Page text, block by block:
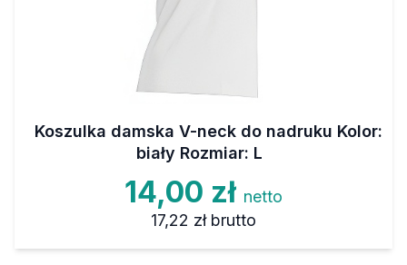
Koszulka damska V-neck do nadruku Kolor:
biały Rozmiar: L
14,00 zł netto
17,22 zł brutto